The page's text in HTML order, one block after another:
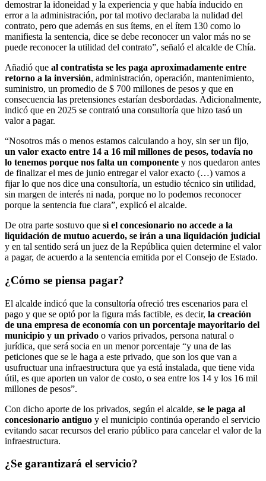
demostrar la idoneidad y la experiencia y que había inducido en
error a la administración, por tal motivo declaraba la nulidad del
contrato, pero que además en sus ítems, en el ítem 130 como lo
manifiesta la sentencia, dice se debe reconocer un valor más no se
puede reconocer la utilidad del contrato”, señaló el alcalde de Chía.
Añadió que al contratista se les paga aproximadamente entre
retorno a la inversión, administración, operación, mantenimiento,
suministro, un promedio de $ 700 millones de pesos y que en
consecuencia las pretensiones estarían desbordadas. Adicionalmente,
indicó que en 2025 se contrató una consultoría que hizo tasó un
valor a pagar.
“Nosotros más o menos estamos calculando a hoy, sin ser un fijo,
un valor exacto entre 14 a 16 mil millones de pesos, todavía no
lo tenemos porque nos falta un componente y nos quedaron antes
de finalizar el mes de junio entregar el valor exacto (…) vamos a
fijar lo que nos dice una consultoría, un estudio técnico sin utilidad,
sin margen de interés ni nada, porque no lo podemos reconocer
porque la sentencia fue clara”, explicó el alcalde.
De otra parte sostuvo que si el concesionario no accede a la
liquidación de mutuo acuerdo, se irán a una liquidación judicial
y en tal sentido será un juez de la República quien determine el valor
a pagar, de acuerdo a la sentencia emitida por el Consejo de Estado.
¿Cómo se piensa pagar?
El alcalde indicó que la consultoría ofreció tres escenarios para el
pago y que se optó por la figura más factible, es decir, la creación
de una empresa de economía con un porcentaje mayoritario del
municipio y un privado o varios privados, persona natural o
jurídica, que será socia en un menor porcentaje “y una de las
peticiones que se le haga a este privado, que son los que van a
usufructuar una infraestructura que ya está instalada, que tiene vida
útil, es que aporten un valor de costo, o sea entre los 14 y los 16 mil
millones de pesos”.
Con dicho aporte de los privados, según el alcalde, se le paga al
concesionario antiguo y el municipio continúa operando el servicio
evitando sacar recursos del erario público para cancelar el valor de la
infraestructura.
¿Se garantizará el servicio?